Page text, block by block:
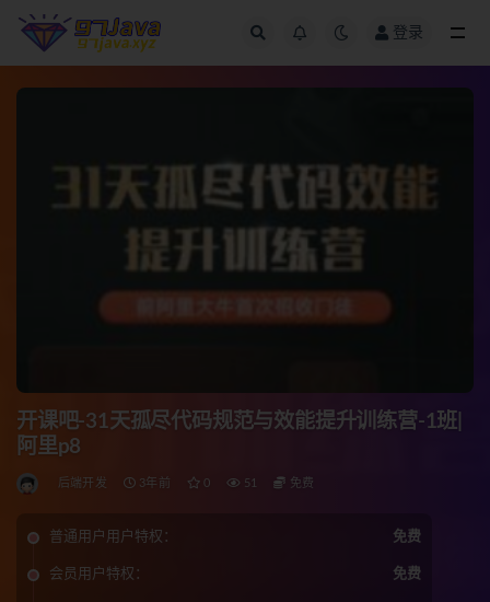
登录
开课吧-31天孤尽代码规范与效能提升训练营-1班|
阿里p8
后端开发 3年前 0 51 免费
普通用户用户特权： 免费
会员用户特权： 免费